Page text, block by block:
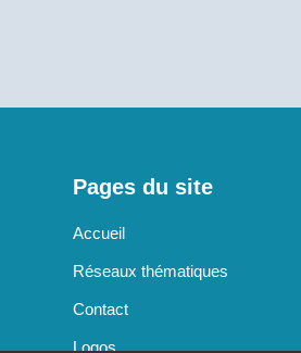
Pages du site
Accueil
Réseaux thématiques
Contact
Logos